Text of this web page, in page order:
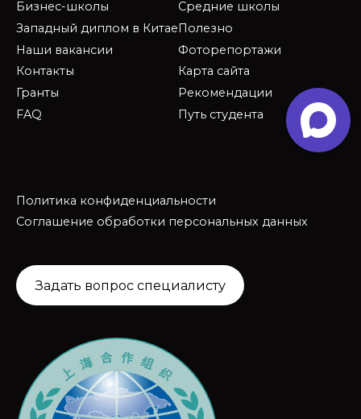
Бизнес-школы
Западный диплом в Китае
Наши вакансии
Контакты
Гранты
FAQ
Средние школы
Полезно
Фоторепортажи
Карта сайта
Рекомендации
Путь студента
Политика конфиденциальности
Соглашение обработки персональных данных
Задать вопрос специалисту